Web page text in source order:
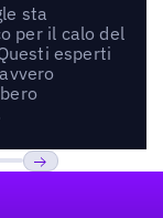
sta
per il calo del
esperti